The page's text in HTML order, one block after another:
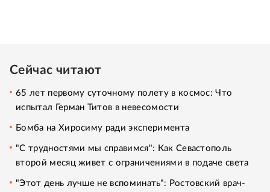
Сейчас читают
65 лет первому суточному полету в космос: Что
испытал Герман Титов в невесомости
Бомба на Хиросиму ради эксперимента
"С трудностями мы справимся": Как Севастополь
второй месяц живет с ограничениями в подаче света
"Этот день лучше не вспоминать": Ростовский врач-